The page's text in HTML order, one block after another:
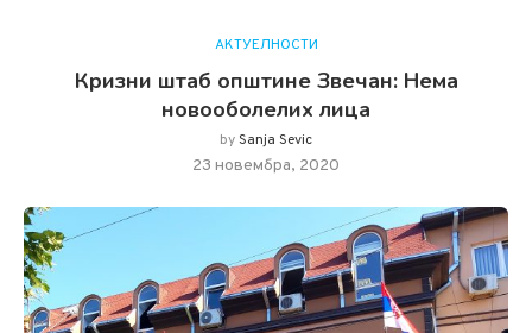
АКТУЕЛНОСТИ
Кризни штаб општине Звечан: Нема
новооболелих лицa
bySanja Sevic
23 новембра, 2020